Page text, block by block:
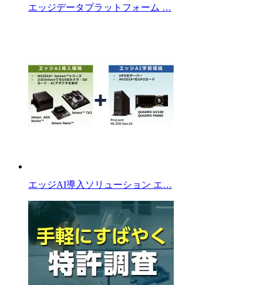
エッジデータプラットフォーム …
エッジAI導入ソリューション エ…